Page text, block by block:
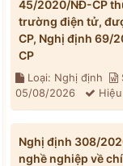
45/2020/NĐ-CP
trường điện tử,
CP, Nghị định 69/
CP
Loại: Nghị định
05/08/2026
Nghị định 308/
nghề nghiệp về